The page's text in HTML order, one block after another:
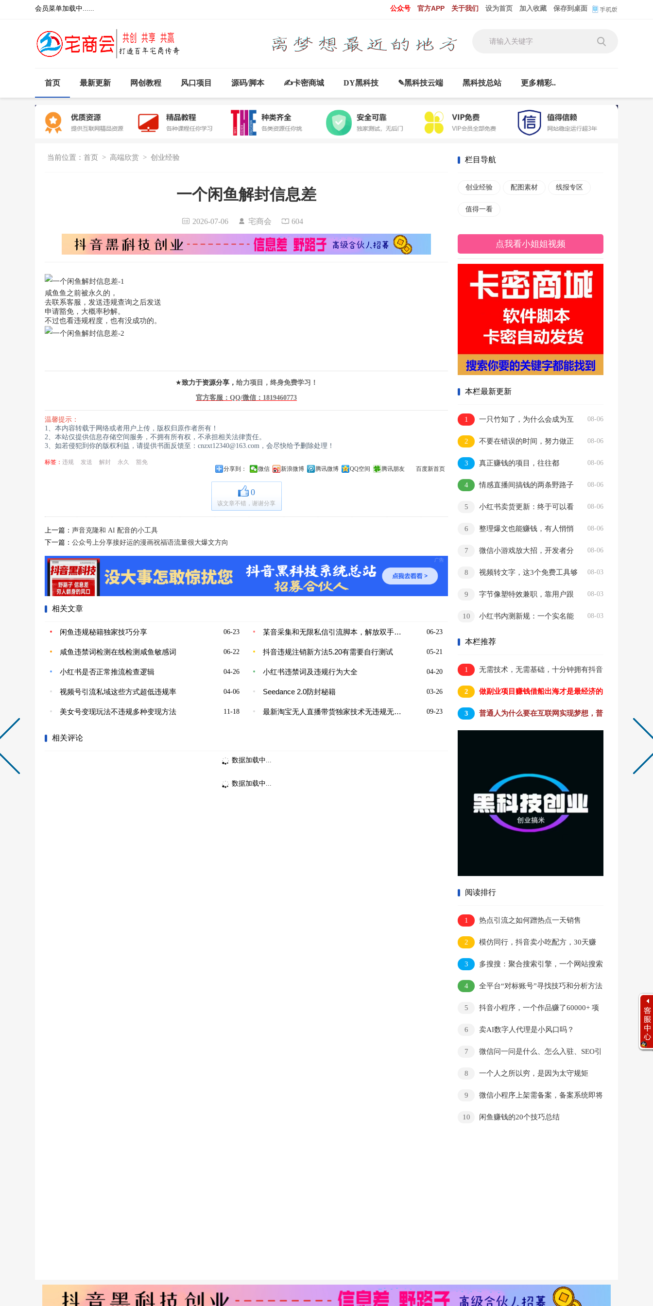
会员菜单加载中...... 公众号 官方APP 关于我们 设为首页 加入收藏 保存到桌面
首页 最新更新 网创教程 风口项目 源码/脚本 ✍卡密商城 DY黑科技 ✎黑科技云端 黑科技总站 更多精彩..
当前位置： 首页 > 高端欣赏 > 创业经验
一个闲鱼解封信息差
2026-07-06 宅商会 604
咸鱼鱼之前被永久的，
去联系客服，发送违规查询之后发送
申请豁免，大概率秒解。
不过也看违规程度，也有没成功的。
★致力于资源分享， 给力项目，终身免费学习！
官方客服：QQ/微信： 1819460773
温馨提示：
1、本内容转载于网络或者用户上传，版权归原作者所有！
2、本站仅提供信息存储空间服务，不拥有所有权，不承担相关法律责任。
3、如若侵犯到你的版权利益，请提供书面反馈至：cnzxt12340@163.com，会尽快给予删除处理！
标签： 违规 发送 解封 永久
豁免
分享到：
微信 新浪微博 腾讯微博 QQ空间 腾讯朋友 百度新首页
0
该文章不错，谢谢分享
上一篇： 声音克隆和 AI 配音的小工具
下一篇： 公众号上分享接好运的漫画祝福语流量很大爆文方向
相关文章
06-23
闲鱼违规秘籍独家技巧分享 06-23
某音采集和无限私信引流脚本，解放双手自动引流
06-22
咸鱼违禁词检测在线检测咸鱼敏感词 05-21
抖音违规注销新方法5.20有需要自行测试
04-26
小红书是否正常推流检查逻辑 04-20
小红书违禁词及违规行为大全
04-06
视频号引流私域这些方式超低违规率 03-26
Seedance 2.0防封秘籍
11-18
美女号变现玩法不违规多种变现方法 09-23
最新淘宝无人直播带货独家技术无违规无封号
相关评论
数据加载中...
数据加载中...
栏目导航
创业经验 配图素材 线报专区
值得一看
点我看小姐姐视频
本栏最新更新
08-06
1
一只竹知了，为什么会成为互
联网热点
08-06
2
不要在错误的时间，努力做正
确的事情
08-06
3
真正赚钱的项目，往往都
很“土”
08-06
4 情感直播间搞钱的两条野路子
08-06
5
小红书卖货更新：终于可以看
08-06
6
整理爆文也能赚钱，有人悄悄
08-06
7
微信小游戏放大招，开发者分
08-03
8
视频转文字，这3个免费工具够
08-03
9
字节像塑特效兼职，靠用户跟
08-03
10
小红书内测新规：一个实名能
本栏推荐
1
无需技术，无需基础，十分钟拥有抖音
黑科技云端商城实现躺赚
2
做副业项目赚钱借船出海才是最经济的
捷径方式
3
普通人为什么要在互联网实现梦想，普
阅读排行
1
热点引流之如何蹭热点一天销售
250w+？附引流实操！
2
模仿同行，抖音卖小吃配方，30天赚
12000
3
多搜搜：聚合搜索引擎，一个网站搜索
全网资源
4
全平台“对标账号”寻找技巧和分析方法
5
抖音小程序，一个作品赚了60000+ 项
6
卖AI数字人代理是小风口吗？
7
微信问一问是什么、怎么入驻、SEO引
8
一个人之所以穷，是因为太守规矩
9
微信小程序上架需备案，备案系统即将
10
闲鱼赚钱的20个技巧总结